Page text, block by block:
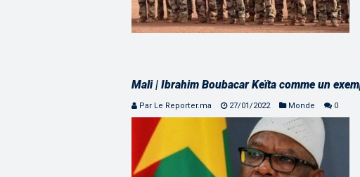
Mali | Ibrahim Boubacar Keïta comme un
Par Le Reporter.ma 27/01/2022 Monde 0